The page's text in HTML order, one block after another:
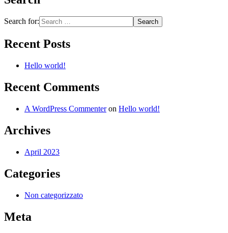
Search for:
Recent Posts
Hello world!
Recent Comments
A WordPress Commenteron Hello world!
Archives
April 2023
Categories
Non categorizzato
Meta